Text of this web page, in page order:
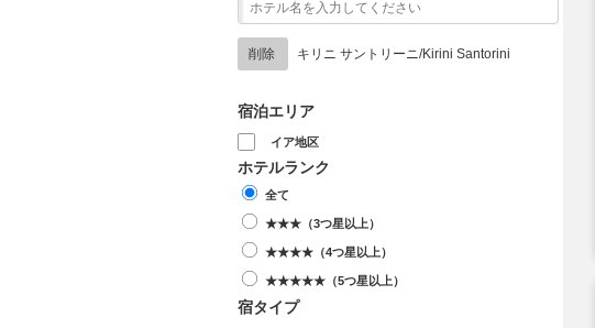
削除 キリニ サントリーニ/Kirini Santorini
宿泊エリア
イア地区
ホテルランク
全て
★★★（3つ星以上）
★★★★（4つ星以上）
★★★★★（5つ星以上）
宿タイプ